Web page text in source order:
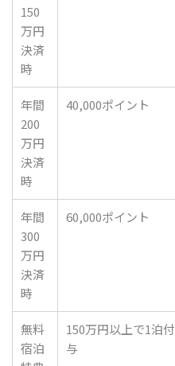
150
万円
決済
時
年間
200
万円
決済
時
40,000ポイント
年間
300
万円
決済
時
60,000ポイント
無料
宿泊
150万円以上で1泊付
与